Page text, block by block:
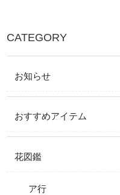
CATEGORY
お知らせ
おすすめアイテム
花図鑑
ア行